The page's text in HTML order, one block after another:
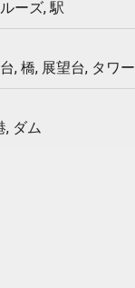
ーズ, 駅
, 橋, 展望台, タワー
, ダム